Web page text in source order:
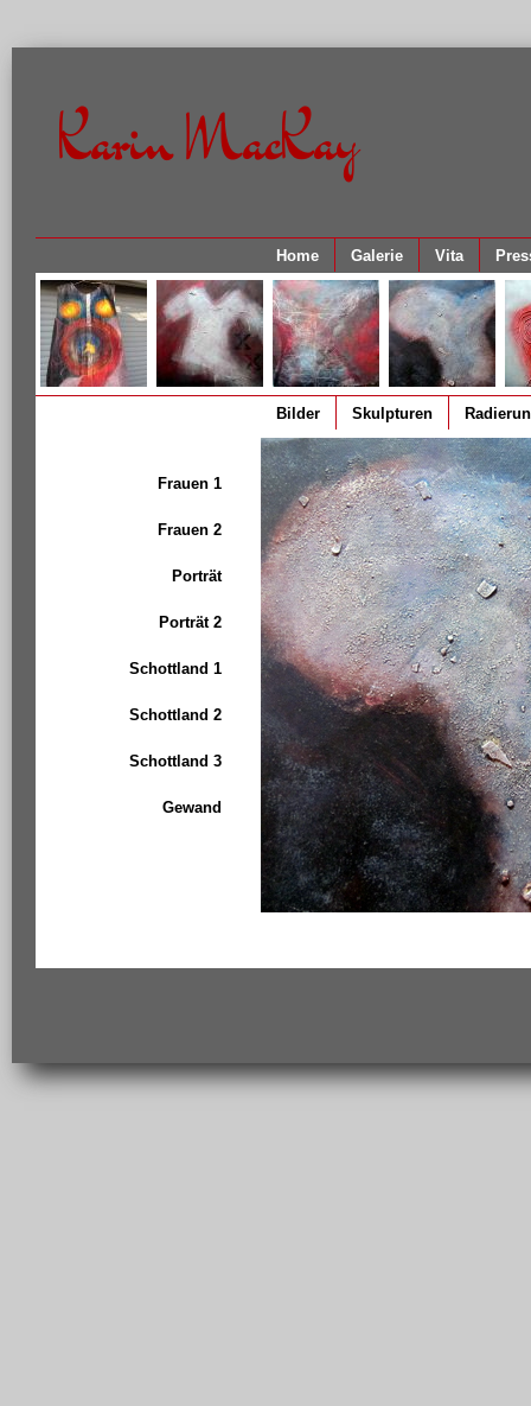
Karin MacKay
Home Galerie Vita
Bilder Skulpturen
Frauen 1
Frauen 2
Porträt
Porträt 2
Schottland 1
Schottland 2
Schottland 3
Gewand